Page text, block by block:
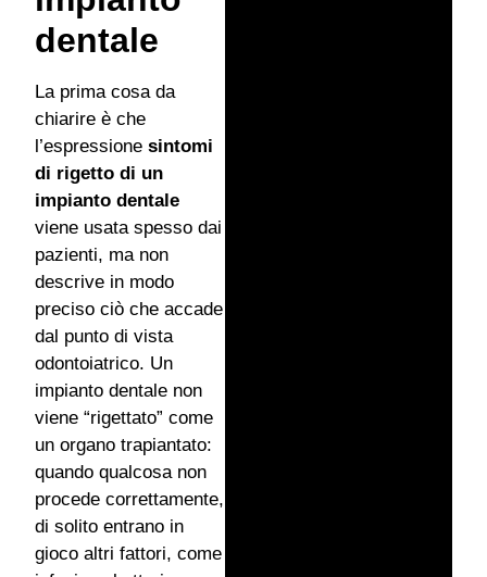
dentale
La prima cosa da
chiarire è che
l’espressione sintomi
di rigetto di un
impianto dentale
viene usata spesso dai
pazienti, ma non
descrive in modo
preciso ciò che accade
dal punto di vista
odontoiatrico. Un
impianto dentale non
viene “rigettato” come
un organo trapiantato:
quando qualcosa non
procede correttamente,
di solito entrano in
gioco altri fattori, come